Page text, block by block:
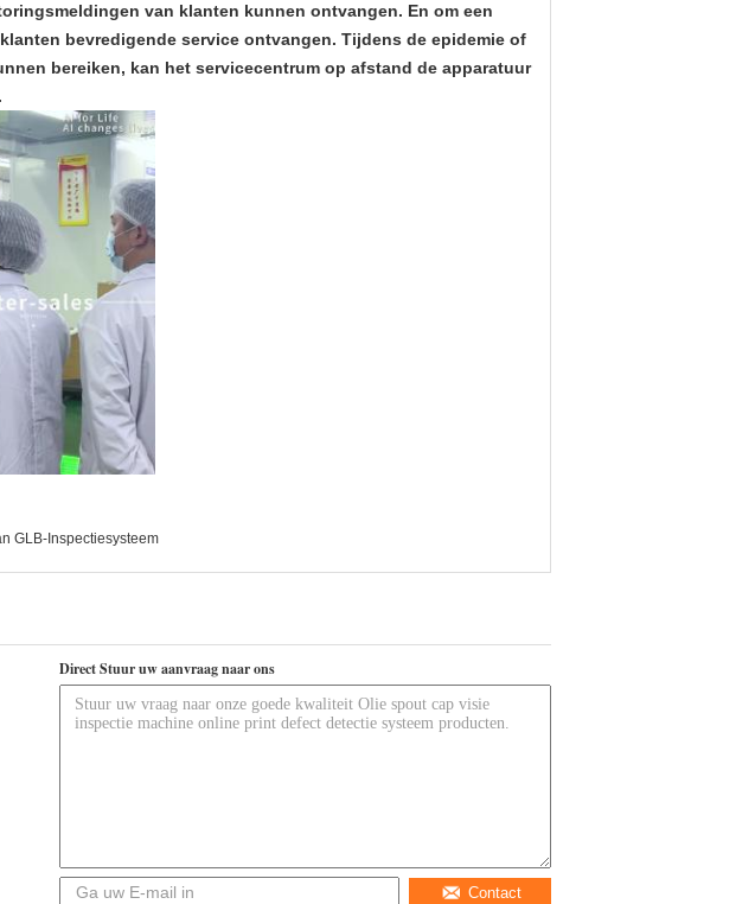
van klanten kunnen ontvangen. En om een
bevredigende service ontvangen. Tijdens de epidemie of
bereiken, kan het servicecentrum op afstand de apparatuur
GLB-Inspectiesysteem
Direct Stuur uw aanvraag naar ons
Contact